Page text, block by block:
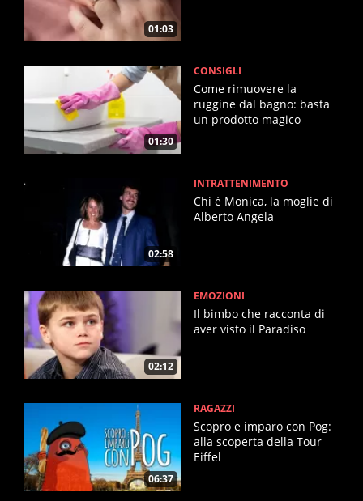
01:03
01:30
CONSIGLI
Come rimuovere la
ruggine dal bagno: basta
un prodotto magico
02:58
INTRATTENIMENTO
Chi è Monica, la moglie di
Alberto Angela
02:12
EMOZIONI
Il bimbo che racconta di
aver visto il Paradiso
06:37
RAGAZZI
Scopro e imparo con Pog:
alla scoperta della Tour
Eiffel